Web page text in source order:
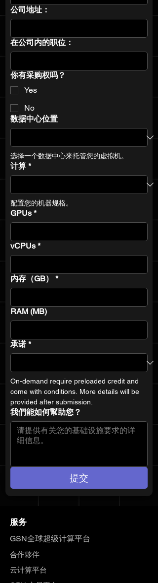
公司地址：
在公司内的职位：
你有采购权吗？
Yes
No
数据中心位置
选择一个数据中心来托管您的虚拟机。
计算 *
配置您的机器规格。
GPUs *
vCPUs *
内存（GB） *
RAM (MB)
承诺 *
On-demand require preloaded credit and
come with conditions. More details will be
provided after submission.
我們能如何幫助您？
提交
服务
GSN全球超级计算平台
合作夥伴
云计算平台